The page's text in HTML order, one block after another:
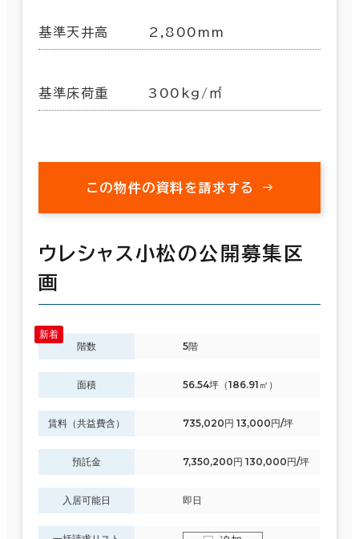
基準天井高 2,800mm
基準床荷重 300kg/㎡
この物件の資料を請求する
ウレシャス小松の公開募集区
画
階数 5階
面積 56.54坪（186.91㎡）
賃料（共益費含） 735,020円 13,000円/坪
預託金 7,350,200円 130,000円/坪
入居可能日 即日